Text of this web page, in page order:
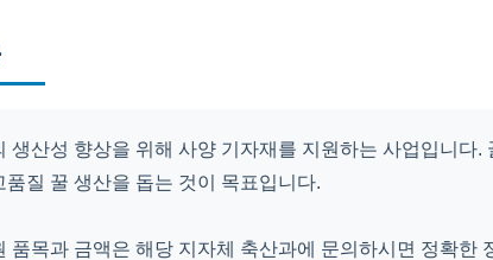
생산성 향상을 위해 사양 기자재를 지원하는 사업입니다.
품질 꿀 생산을 돕는 것이 목표입니다.
품목과 금액은 해당 지자체 축산과에 문의하시면 정확한